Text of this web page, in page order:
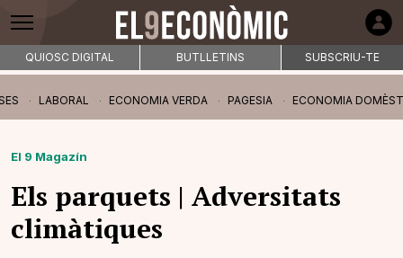
QUIOSC DIGITAL BUTLLETINS SUBSCRIU-TE
LABORAL ECONOMIA VERDA PAGESIA ECONOMIA
El 9 Magazín
Els parquets | Adversitats
climàtiques